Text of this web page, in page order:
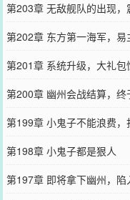
第203章 无敌舰队的出现，
第202章 东方第一海军，易
第201章 系统升级，大礼包
第200章 幽州会战结算，终
第199章 小鬼子不能浪费，
第198章 小鬼子都是狠人
第197章 即将拿下幽州，陷